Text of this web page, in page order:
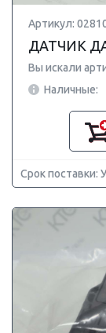
Артикул:
ДАТЧИК
Вы искали
Наличные:
Срок поставки: